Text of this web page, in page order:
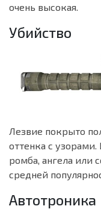
очень высокая.
Убийство
Лезвие покрыто
оттенка с
ромба, ангела или
средней
Автотроника